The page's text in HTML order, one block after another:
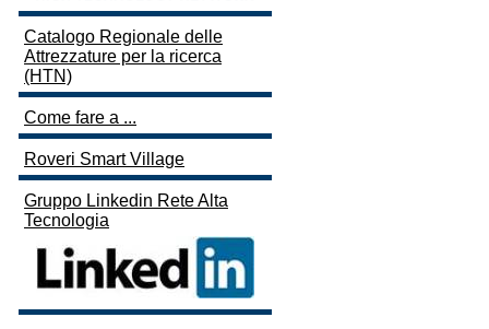
Catalogo Regionale delle
Attrezzature per la ricerca
(HTN)
Come fare a ...
Roveri Smart Village
Gruppo Linkedin Rete Alta
Tecnologia